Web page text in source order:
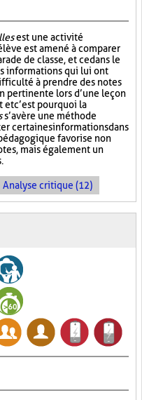
est une activité
est amené à comparer
de classe, et ce dans le
informations qui lui ont
à prendre des notes
pertinente lors d’une leçon
c’est pourquoi la
s’avère une méthode
certaines informations dans
favorise non
mais également un
Analyse critique (12)